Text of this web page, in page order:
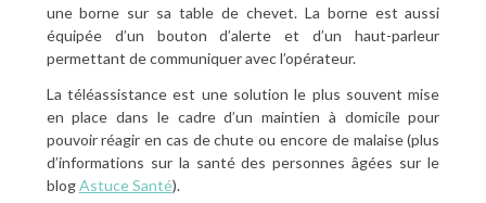
une borne sur sa table de chevet. La borne est aussi
équipée d’un bouton d’alerte et d’un haut-parleur
permettant de communiquer avec l’opérateur.
La téléassistance est une solution le plus souvent mise
en place dans le cadre d’un maintien à domicile pour
pouvoir réagir en cas de chute ou encore de malaise (plus
d’informations sur la santé des personnes âgées sur le
blogAstuce Santé).